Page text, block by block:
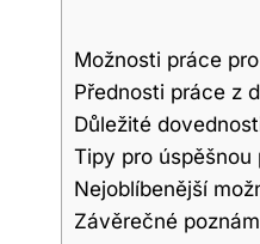
Možnosti práce
Přednosti práce z
Důležité
Tipy pro
Nejoblíbenější
Závěrečné